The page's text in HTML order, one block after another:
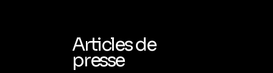
Articles de
presse